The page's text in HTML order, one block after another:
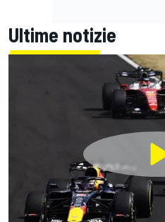
Ultime notizie